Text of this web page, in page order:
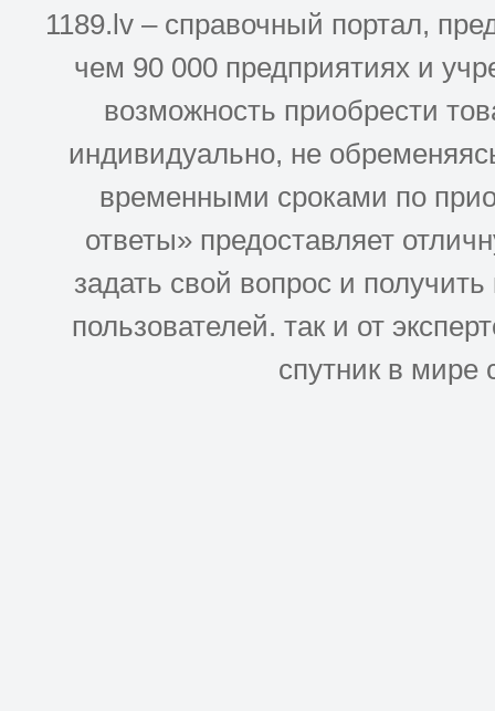
1189.lv – справочный портал,
чем 90 000 предприятиях и
возможность приобрести
индивидуально, не
временными сроками по
ответы» предоставляет
задать свой вопрос и
пользователей. так и от
спутник в